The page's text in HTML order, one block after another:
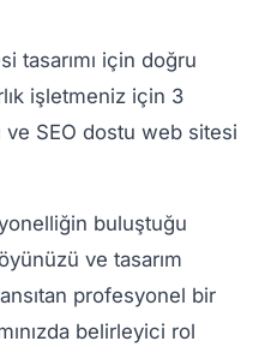
tasarımı için doğru
işletmeniz için 3
ve SEO dostu web sitesi
buluştuğu
ve tasarım
profesyonel bir
belirleyici rol